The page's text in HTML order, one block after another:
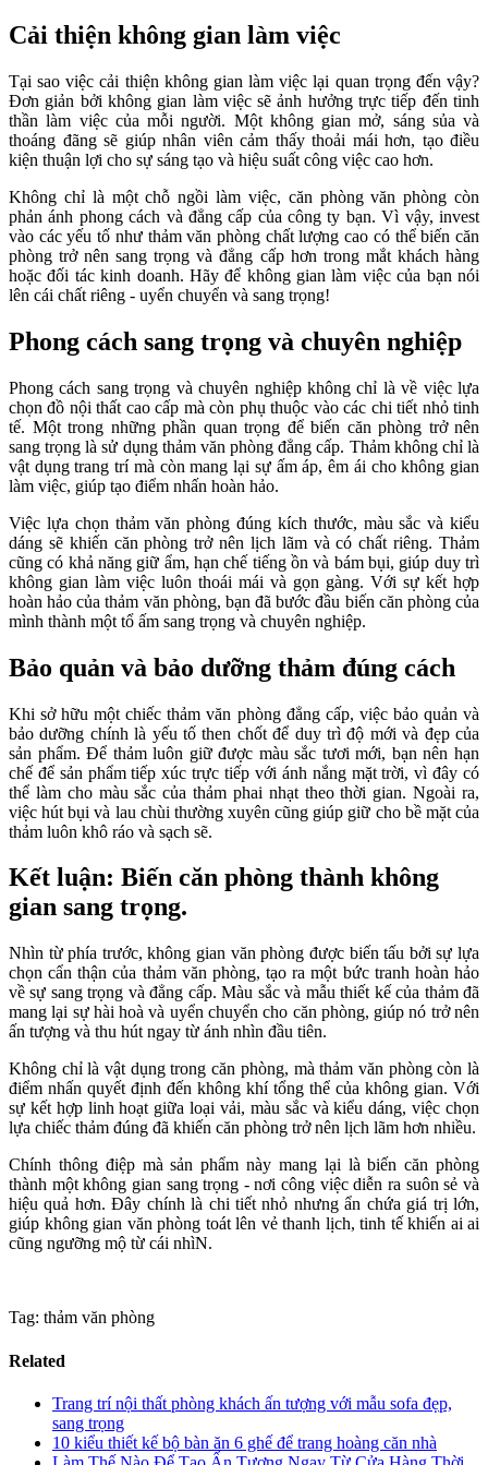
Cải thiện không gian làm việc
Tại sao việc cải thiện không gian làm việc lại quan trọng đến vậy?
Đơn giản bởi không gian làm việc sẽ ảnh hưởng trực tiếp đến tinh
thần làm việc của mỗi người. Một không gian mở, sáng sủa và
thoáng đãng sẽ giúp nhân viên cảm thấy thoải mái hơn, tạo điều
kiện thuận lợi cho sự sáng tạo và hiệu suất công việc cao hơn.
Không chỉ là một chỗ ngồi làm việc, căn phòng văn phòng còn
phản ánh phong cách và đẳng cấp của công ty bạn. Vì vậy, invest
vào các yếu tố như thảm văn phòng chất lượng cao có thể biến căn
phòng trở nên sang trọng và đẳng cấp hơn trong mắt khách hàng
hoặc đối tác kinh doanh. Hãy để không gian làm việc của bạn nói
lên cái chất riêng - uyển chuyển và sang trọng!
Phong cách sang trọng và chuyên nghiệp
Phong cách sang trọng và chuyên nghiệp không chỉ là về việc lựa
chọn đồ nội thất cao cấp mà còn phụ thuộc vào các chi tiết nhỏ tinh
tế. Một trong những phần quan trọng để biến căn phòng trở nên
sang trọng là sử dụng thảm văn phòng đẳng cấp. Thảm không chỉ là
vật dụng trang trí mà còn mang lại sự ấm áp, êm ái cho không gian
làm việc, giúp tạo điểm nhấn hoàn hảo.
Việc lựa chọn thảm văn phòng đúng kích thước, màu sắc và kiểu
dáng sẽ khiến căn phòng trở nên lịch lãm và có chất riêng. Thảm
cũng có khả năng giữ ẩm, hạn chế tiếng ồn và bám bụi, giúp duy trì
không gian làm việc luôn thoái mái và gọn gàng. Với sự kết hợp
hoàn hảo của thảm văn phòng, bạn đã bước đầu biến căn phòng của
mình thành một tổ ấm sang trọng và chuyên nghiệp.
Bảo quản và bảo dưỡng thảm đúng cách
Khi sở hữu một chiếc thảm văn phòng đẳng cấp, việc bảo quản và
bảo dưỡng chính là yếu tố then chốt để duy trì độ mới và đẹp của
sản phẩm. Để thảm luôn giữ được màu sắc tươi mới, bạn nên hạn
chế để sản phẩm tiếp xúc trực tiếp với ánh nắng mặt trời, vì đây có
thể làm cho màu sắc của thảm phai nhạt theo thời gian. Ngoài ra,
việc hút bụi và lau chùi thường xuyên cũng giúp giữ cho bề mặt của
thảm luôn khô ráo và sạch sẽ.
Kết luận: Biến căn phòng thành không
gian sang trọng.
Nhìn từ phía trước, không gian văn phòng được biến tấu bởi sự lựa
chọn cẩn thận của thảm văn phòng, tạo ra một bức tranh hoàn hảo
về sự sang trọng và đẳng cấp. Màu sắc và mẫu thiết kế của thảm đã
mang lại sự hài hoà và uyển chuyển cho căn phòng, giúp nó trở nên
ấn tượng và thu hút ngay từ ánh nhìn đầu tiên.
Không chỉ là vật dụng trong căn phòng, mà thảm văn phòng còn là
điểm nhấn quyết định đến không khí tổng thể của không gian. Với
sự kết hợp linh hoạt giữa loại vải, màu sắc và kiểu dáng, việc chọn
lựa chiếc thảm đúng đã khiến căn phòng trở nên lịch lãm hơn nhiều.
Chính thông điệp mà sản phẩm này mang lại là biến căn phòng
thành một không gian sang trọng - nơi công việc diễn ra suôn sẻ và
hiệu quả hơn. Đây chính là chi tiết nhỏ nhưng ẩn chứa giá trị lớn,
giúp không gian văn phòng toát lên vẻ thanh lịch, tinh tế khiến ai ai
cũng ngưỡng mộ từ cái nhìN‌.
Tag: thảm văn phòng
Related
Trang trí nội thất phòng khách ấn tượng với mẫu sofa đẹp,
sang trọng
10 kiểu thiết kế bộ bàn ăn 6 ghế để trang hoàng căn nhà